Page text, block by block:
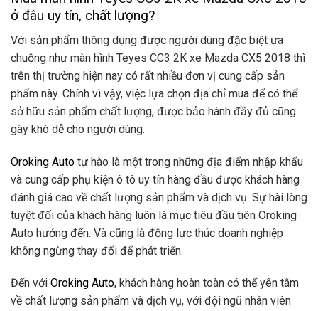
ở đâu uy tín, chất lượng?
Với sản phẩm thông dụng được người dùng đặc biệt ưa
chuộng như màn hình Teyes CC3 2K xe Mazda CX5 2018 thì
trên thị trường hiện nay có rất nhiều đơn vị cung cấp sản
phẩm này. Chính vì vậy, việc lựa chọn địa chỉ mua để có thể
sở hữu sản phẩm chất lượng, được bảo hành đầy đủ cũng
gây khó dễ cho người dùng.
Oroking Auto tự hào là một trong những địa điểm nhập khẩu
và cung cấp phụ kiện ô tô uy tín hàng đầu được khách hàng
đánh giá cao về chất lượng sản phẩm và dịch vụ. Sự hài lòng
tuyệt đối của khách hàng luôn là mục tiêu đầu tiên Oroking
Auto hướng đến. Và cũng là động lực thúc doanh nghiệp
không ngừng thay đổi để phát triển.
Đến với Oroking Auto, khách hàng hoàn toàn có thể yên tâm
về chất lượng sản phẩm và dịch vụ, với đội ngũ nhân viên